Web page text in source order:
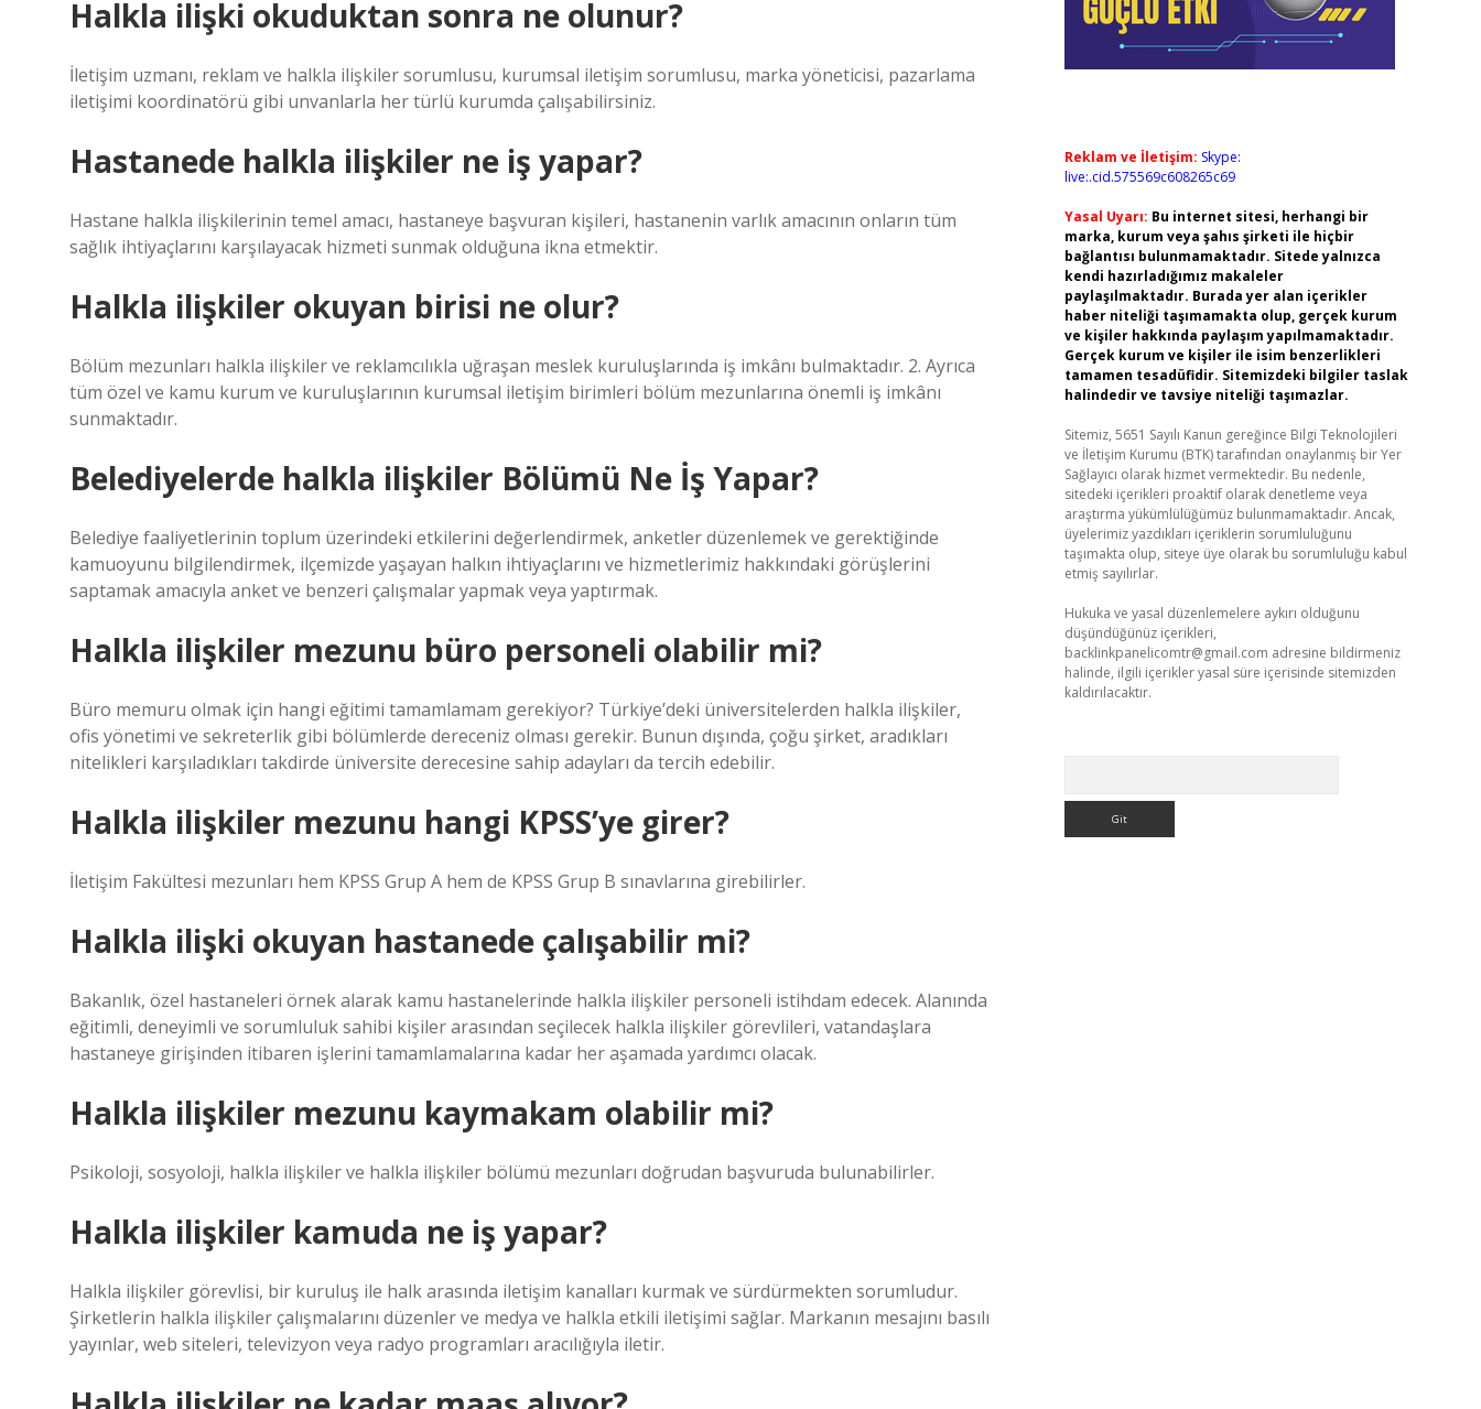
Halkla ilişki okuduktan sonra ne olunur?
İletişim uzmanı, reklam ve halkla ilişkiler sorumlusu, kurumsal iletişim sorumlusu, marka yöneticisi, pazarlama
iletişimi koordinatörü gibi unvanlarla her türlü kurumda çalışabilirsiniz.
Hastanede halkla ilişkiler ne iş yapar?
Hastane halkla ilişkilerinin temel amacı, hastaneye başvuran kişileri, hastanenin varlık amacının onların tüm
sağlık ihtiyaçlarını karşılayacak hizmeti sunmak olduğuna ikna etmektir.
Halkla ilişkiler okuyan birisi ne olur?
Bölüm mezunları halkla ilişkiler ve reklamcılıkla uğraşan meslek kuruluşlarında iş imkânı bulmaktadır. 2. Ayrıca
tüm özel ve kamu kurum ve kuruluşlarının kurumsal iletişim birimleri bölüm mezunlarına önemli iş imkânı
sunmaktadır.
Belediyelerde halkla ilişkiler Bölümü Ne İş Yapar?
Belediye faaliyetlerinin toplum üzerindeki etkilerini değerlendirmek, anketler düzenlemek ve gerektiğinde
kamuoyunu bilgilendirmek, ilçemizde yaşayan halkın ihtiyaçlarını ve hizmetlerimiz hakkındaki görüşlerini
saptamak amacıyla anket ve benzeri çalışmalar yapmak veya yaptırmak.
Halkla ilişkiler mezunu büro personeli olabilir mi?
Büro memuru olmak için hangi eğitimi tamamlamam gerekiyor? Türkiye’deki üniversitelerden halkla ilişkiler,
ofis yönetimi ve sekreterlik gibi bölümlerde dereceniz olması gerekir. Bunun dışında, çoğu şirket, aradıkları
nitelikleri karşıladıkları takdirde üniversite derecesine sahip adayları da tercih edebilir.
Halkla ilişkiler mezunu hangi KPSS’ye girer?
İletişim Fakültesi mezunları hem KPSS Grup A hem de KPSS Grup B sınavlarına girebilirler.
Halkla ilişki okuyan hastanede çalışabilir mi?
Bakanlık, özel hastaneleri örnek alarak kamu hastanelerinde halkla ilişkiler personeli istihdam edecek. Alanında
eğitimli, deneyimli ve sorumluluk sahibi kişiler arasından seçilecek halkla ilişkiler görevlileri, vatandaşlara
hastaneye girişinden itibaren işlerini tamamlamalarına kadar her aşamada yardımcı olacak.
Halkla ilişkiler mezunu kaymakam olabilir mi?
Psikoloji, sosyoloji, halkla ilişkiler ve halkla ilişkiler bölümü mezunları doğrudan başvuruda bulunabilirler.
Halkla ilişkiler kamuda ne iş yapar?
Halkla ilişkiler görevlisi, bir kuruluş ile halk arasında iletişim kanalları kurmak ve sürdürmekten sorumludur.
Şirketlerin halkla ilişkiler çalışmalarını düzenler ve medya ve halkla etkili iletişimi sağlar. Markanın mesajını basılı
yayınlar, web siteleri, televizyon veya radyo programları aracılığıyla iletir.
Reklam ve İletişim: Skype:
live:.cid.575569c608265c69
Yasal Uyarı: Bu internet sitesi, herhangi bir
marka, kurum veya şahıs şirketi ile hiçbir
bağlantısı bulunmamaktadır. Sitede yalnızca
kendi hazırladığımız makaleler
paylaşılmaktadır. Burada yer alan içerikler
haber niteliği taşımamakta olup, gerçek kurum
ve kişiler hakkında paylaşım yapılmamaktadır.
Gerçek kurum ve kişiler ile isim benzerlikleri
tamamen tesadüfidir. Sitemizdeki bilgiler taslak
halindedir ve tavsiye niteliği taşımazlar.
Sitemiz, 5651 Sayılı Kanun gereğince Bilgi Teknolojileri
ve İletişim Kurumu (BTK) tarafından onaylanmış bir Yer
Sağlayıcı olarak hizmet vermektedir. Bu nedenle,
sitedeki içerikleri proaktif olarak denetleme veya
araştırma yükümlülüğümüz bulunmamaktadır. Ancak,
üyelerimiz yazdıkları içeriklerin sorumluluğunu
taşımakta olup, siteye üye olarak bu sorumluluğu kabul
etmiş sayılırlar.
Hukuka ve yasal düzenlemelere aykırı olduğunu
düşündüğünüz içerikleri,
backlinkpanelicomtr@gmail.com adresine bildirmeniz
halinde, ilgili içerikler yasal süre içerisinde sitemizden
kaldırılacaktır.